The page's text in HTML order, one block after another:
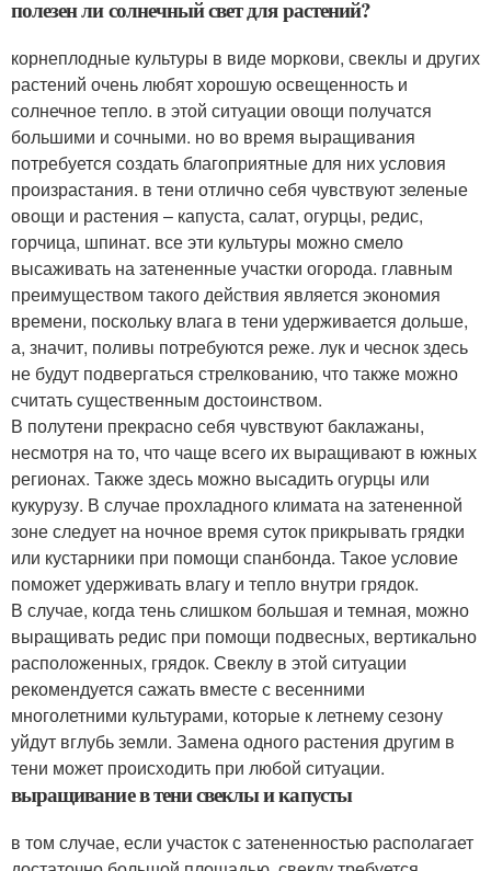
полезен ли солнечный свет для растений?
корнеплодные культуры в виде моркови, свеклы и других
растений очень любят хорошую освещенность и
солнечное тепло. в этой ситуации овощи получатся
большими и сочными. но во время выращивания
потребуется создать благоприятные для них условия
произрастания. в тени отлично себя чувствуют зеленые
овощи и растения – капуста, салат, огурцы, редис,
горчица, шпинат. все эти культуры можно смело
высаживать на затененные участки огорода. главным
преимуществом такого действия является экономия
времени, поскольку влага в тени удерживается дольше,
а, значит, поливы потребуются реже. лук и чеснок здесь
не будут подвергаться стрелкованию, что также можно
считать существенным достоинством.
В полутени прекрасно себя чувствуют баклажаны,
несмотря на то, что чаще всего их выращивают в южных
регионах. Также здесь можно высадить огурцы или
кукурузу. В случае прохладного климата на затененной
зоне следует на ночное время суток прикрывать грядки
или кустарники при помощи спанбонда. Такое условие
поможет удерживать влагу и тепло внутри грядок.
В случае, когда тень слишком большая и темная, можно
выращивать редис при помощи подвесных, вертикально
расположенных, грядок. Свеклу в этой ситуации
рекомендуется сажать вместе с весенними
многолетними культурами, которые к летнему сезону
уйдут вглубь земли. Замена одного растения другим в
тени может происходить при любой ситуации.
выращивание в тени свеклы и капусты
в том случае, если участок с затененностью располагает